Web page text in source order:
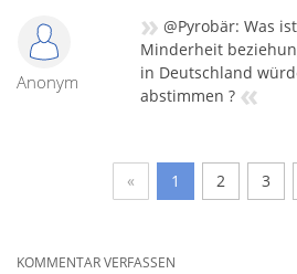
Anonym
» @Pyrobär: Was
Minderheit
in Deutschland
abstimmen ? «
« 1 2 3
KOMMENTAR VERFASSEN